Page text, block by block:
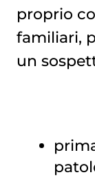
proprio
familiari,
un